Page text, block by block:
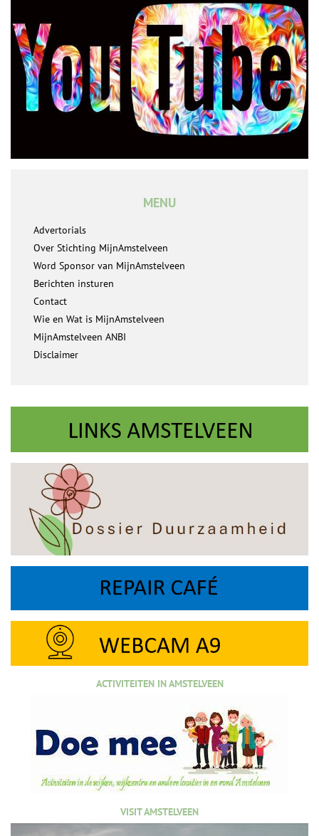
MENU
Advertorials
Over Stichting MijnAmstelveen
Word Sponsor van MijnAmstelveen
Berichten insturen
Contact
Wie en Wat is MijnAmstelveen
MijnAmstelveen ANBI
Disclaimer
ACTIVITEITEN IN AMSTELVEEN
VISIT AMSTELVEEN